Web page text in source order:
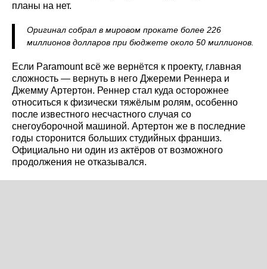
планы на нет.
Оригинал собрал в мировом прокате более 226
миллионов долларов при бюджете около 50 миллионов.
Если Paramount всё же вернётся к проекту, главная
сложность — вернуть в него Джереми Реннера и
Джемму Артертон. Реннер стал куда осторожнее
относиться к физически тяжёлым ролям, особенно
после известного несчастного случая со
снегоуборочной машиной. Артертон же в последние
годы сторонится больших студийных франшиз.
Официально ни один из актёров от возможного
продолжения не отказывался.